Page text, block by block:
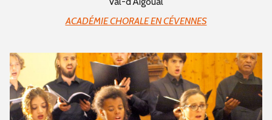
ACADÉMIE CHORALE EN CÉVENNES